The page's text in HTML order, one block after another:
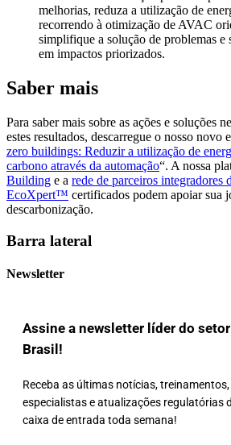
melhorias, reduza a utilização de
recorrendo à otimização de AVAC
simplifique a solução de problemas e
em impactos priorizados.
Saber mais
Para saber mais sobre as ações e soluções
estes resultados, descarregue o nosso novo
zero buildings: Reduzir a utilização de
carbono através da automação“. A nossa
Building e a rede de parceiros integradores
EcoXpert™ certificados podem apoiar sua
descarbonização.
Barra lateral
Newsletter
Assine a newsletter líder do
Brasil!
Receba as últimas notícias,
especialistas e atualizações regulatórias
caixa de entrada toda semana!